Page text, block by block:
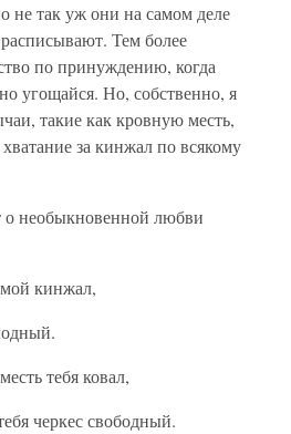
так уж они на самом деле
Тем более
по принуждению, когда
угощайся. Но, собственно, я
такие как кровную месть,
за кинжал по всякому
необыкновенной любви
кинжал,
тебя ковал,
черкес свободный.